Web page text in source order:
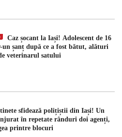
Caz șocant la Iași! Adolescent de 16
șanț după ce a fost bătut, alături
veterinarul satului
sfidează polițiștii din Iași! Un
în repetate rânduri doi agenți,
printre blocuri